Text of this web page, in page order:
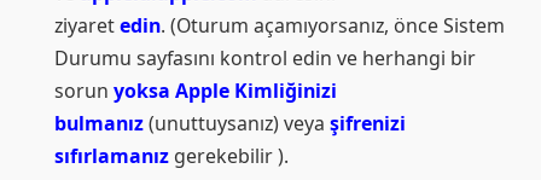
ziyaretedin. (Oturum açamıyorsanız, önce Sistem
Durumu sayfasını kontrol edin ve herhangi bir
sorun yoksa Apple Kimliğinizi
bulmanız(unuttuysanız) veya şifrenizi
sıfırlamanız gerekebilir ).